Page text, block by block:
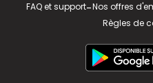
FAQ et support-Nos offres
Règles de